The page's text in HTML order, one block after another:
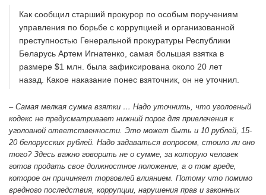
Как сообщил старший прокурор по особым поручениям
управления по борьбе с коррупцией и организованной
преступностью Генеральной прокуратуры Республики
Беларусь Артем Игнатенко, самая большая взятка в
размере $1 млн. была зафиксирована около 20 лет
назад. Какое наказание понес взяточник, он не уточнил.
– Самая мелкая сумма взятки … Надо уточнить, что уголовный
кодекс не предусматривает нижний порог для привлечения к
уголовной ответственности. Это может быть и 10 рублей, 15-
20 белорусских рублей. Надо задаваться вопросом, стоило ли оно
того? Здесь важно говорить не о сумме, за которую человек
готов продать свое должностное положение, а о том вреде,
которое он причиняет торговлей влиянием. Потому что помимо
вредного последствия, коррупции, нарушения прав и законных